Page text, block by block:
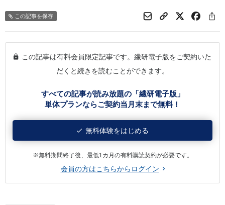
この記事を保存
この記事は有料会員限定記事です。繊研電子版をご契約いた
だくと続きを読むことができます。
すべての記事が読み放題の「繊研電子版」
単体プランならご契約当月末まで無料！
無料体験をはじめる
※無料期間終了後、最低1カ月の有料購読契約が必要です。
会員の方はこちらからログイン